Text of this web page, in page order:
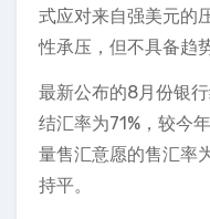
式应对来自强美元的
性承压，但不具备趋
最新公布的8月份银
结汇率为71%，较今
量售汇意愿的售汇率
持平。